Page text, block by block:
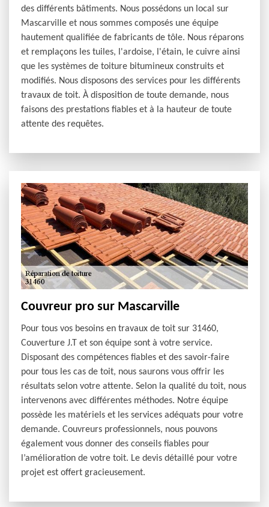
des différents bâtiments. Nous possédons un local sur
Mascarville et nous sommes composés une équipe
hautement qualifiée de fabricants de tôle. Nous réparons
et remplaçons les tuiles, l'ardoise, l'étain, le cuivre ainsi
que les systèmes de toiture bitumineux construits et
modifiés. Nous disposons des services pour les différents
travaux de toit. À disposition de toute demande, nous
faisons des prestations fiables et à la hauteur de toute
attente des requêtes.
Couvreur pro sur Mascarville
Pour tous vos besoins en travaux de toit sur 31460,
Couverture J.T et son équipe sont à votre service.
Disposant des compétences fiables et des savoir-faire
pour tous les cas de toit, nous saurons vous offrir les
résultats selon votre attente. Selon la qualité du toit, nous
intervenons avec différentes méthodes. Notre équipe
possède les matériels et les services adéquats pour votre
demande. Couvreurs professionnels, nous pouvons
également vous donner des conseils fiables pour
l’amélioration de votre toit. Le devis détaillé pour votre
projet est offert gracieusement.